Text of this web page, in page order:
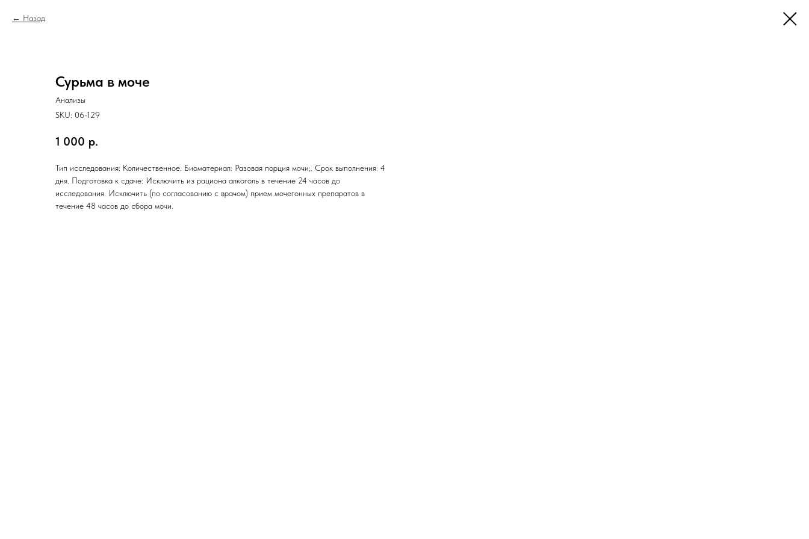
Назад
Сурьма в моче
Анализы
SKU: 06-129
1 000 р.
Тип исследования: Количественное. Биоматериал: Разовая порция мочи;. Срок выполнения: 4
дня. Подготовка к сдаче: Исключить из рациона алкоголь в течение 24 часов до
исследования. Исключить (по согласованию с врачом) прием мочегонных препаратов в
течение 48 часов до сбора мочи.